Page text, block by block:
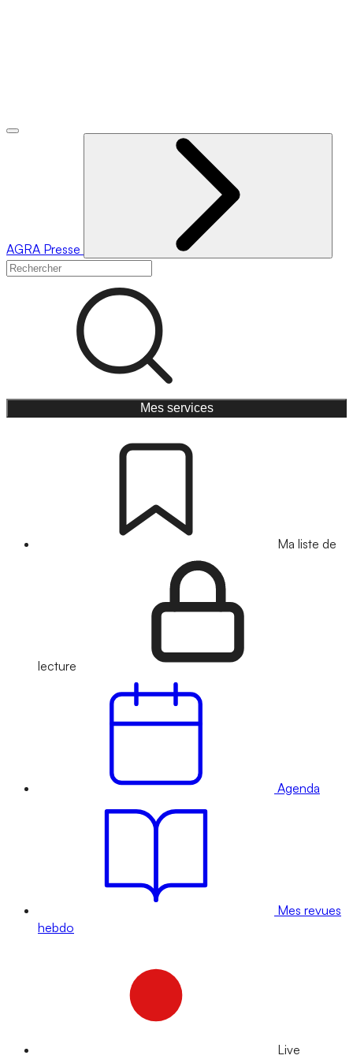
AGRA Presse
Mes services
Ma liste de
lecture
Agenda
Mes revues
hebdo
Live